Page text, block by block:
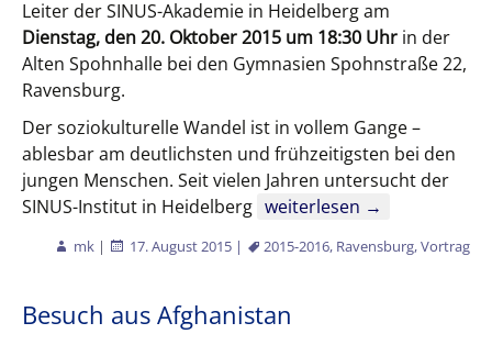
Leiter der SINUS-Akademie in Heidelberg am
Dienstag, den 20. Oktober 2015 um 18:30 Uhr in der
Alten Spohnhalle bei den Gymnasien Spohnstraße 22,
Ravensburg.
Der soziokulturelle Wandel ist in vollem Gange –
ablesbar am deutlichsten und frühzeitigsten bei den
jungen Menschen. Seit vielen Jahren untersucht der
SINUS-Institut in Heidelberg Wie ticken unsere
weiterlesen →
mk | 17. August 2015 | 2015-2016, Ravensburg,Vortrag
Besuch aus Afghanistan